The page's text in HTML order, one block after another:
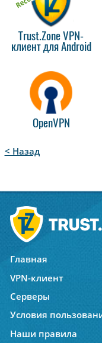
Trust.Zone VPN-
клиент для Android
OpenVPN
< Назад
Главная
VPN-клиент
Серверы
Условия
Наши правила